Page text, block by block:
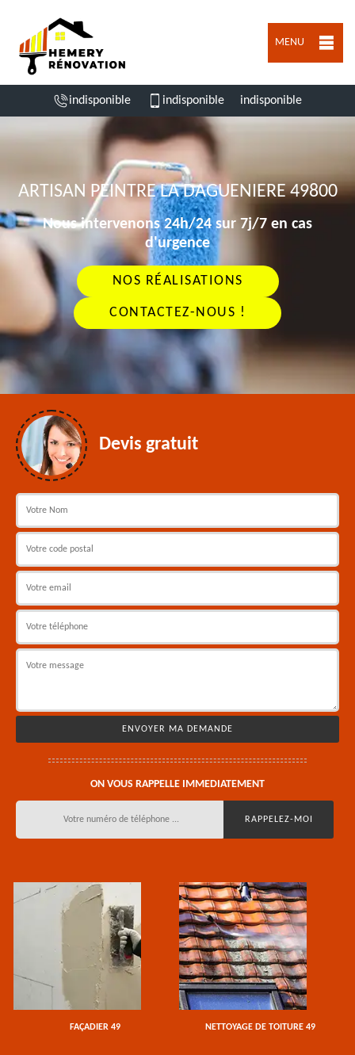
MENU
indisponible indisponible indisponible
ARTISAN PEINTRE LA DAGUENIERE 49800
Nous intervenons 24h/24 sur 7j/7 en cas
d'urgence
NOS RÉALISATIONS
CONTACTEZ-NOUS !
Devis gratuit
ON VOUS RAPPELLE IMMEDIATEMENT
FAÇADIER 49 NETTOYAGE DE TOITURE 49